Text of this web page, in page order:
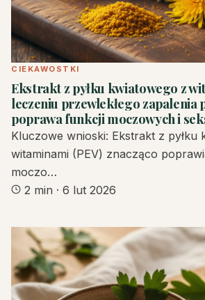
CIEKAWOSTKI
Ekstrakt z pyłku kwiatowego z
leczeniu przewlekłego zapalenia
poprawa funkcji moczowych i
Kluczowe wnioski: Ekstrakt z pyłku
witaminami (PEV) znacząco
moczo…
2 min · 6 lut 2026